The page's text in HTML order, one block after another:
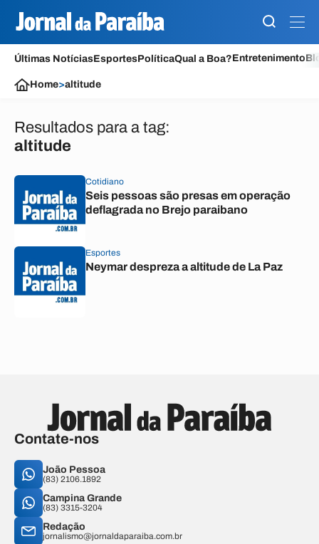
Últimas NotíciasEsportesPolíticaQual a Boa?Entretenimento
Home>altitude
Resultados para a tag:
altitude
Cotidiano
Seis pessoas são presas em operação
deflagrada no Brejo paraibano
Esportes
Neymar despreza a altitude de La Paz
Contate-nos
João Pessoa
(83) 2106.1892
Campina Grande
(83) 3315-3204
Redação
jornalismo@jornaldaparaiba.com.br